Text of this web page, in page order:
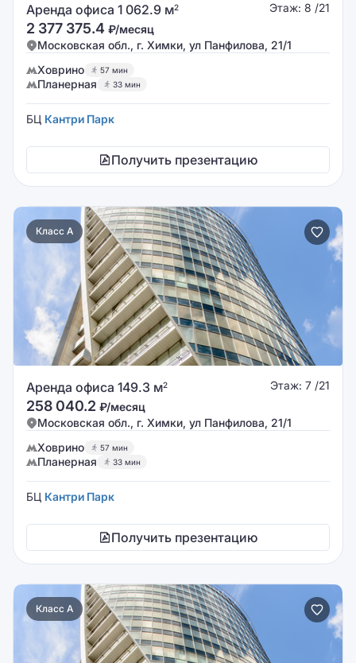
Аренда офиса 1 062.9 м2 Этаж: 8 /21
2 377 375.4 ₽/месяц
Московская обл., г. Химки, ул Панфилова, 21/1
Ховрино
57 мин
Планерная 33 мин
БЦ Кантри Парк
Получить презентацию
Класс A
Аренда офиса 149.3 м2 Этаж: 7 /21
258 040.2 ₽/месяц
Московская обл., г. Химки, ул Панфилова, 21/1
Ховрино
57 мин
Планерная 33 мин
БЦ Кантри Парк
Получить презентацию
Класс A